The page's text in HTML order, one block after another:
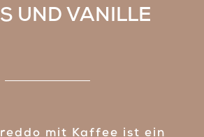
UND VANILLE
mit Kaffee ist ein